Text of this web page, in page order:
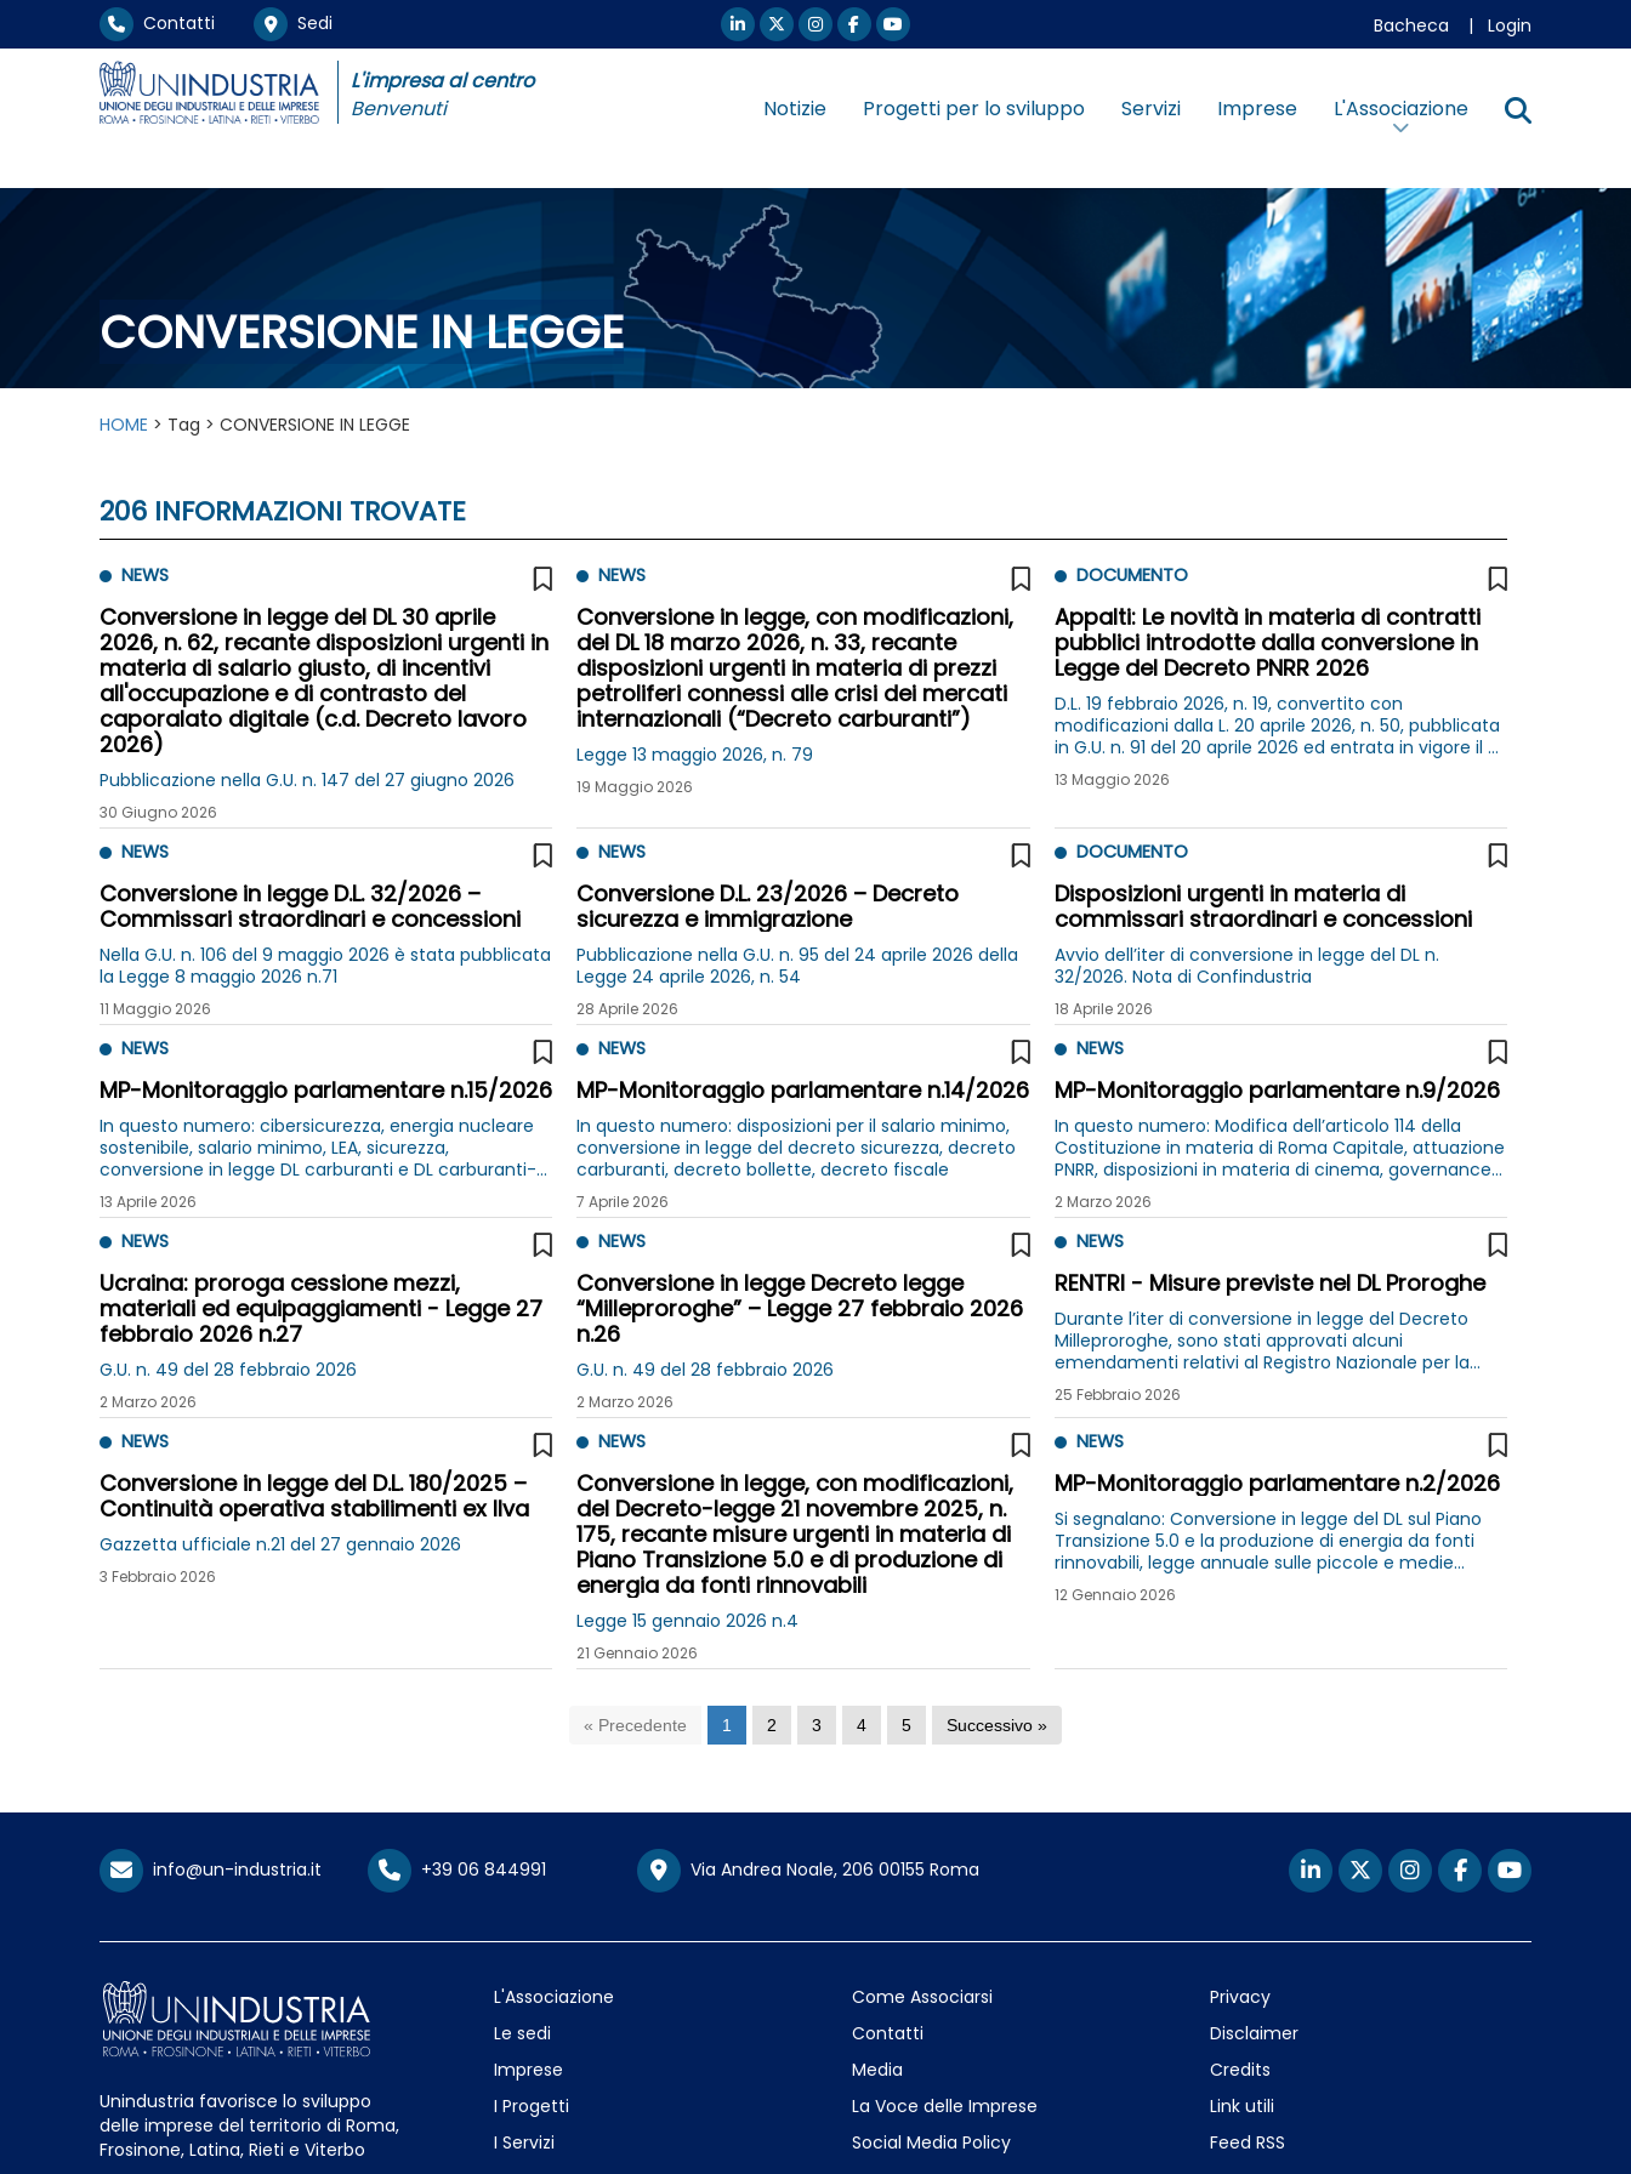
Contatti Sedi Bacheca | Login
L'impresa al centro
Benvenuti
Notizie Progetti per lo sviluppo Servizi Imprese L'Associazione
CONVERSIONE IN LEGGE
HOME > Tag > CONVERSIONE IN LEGGE
206 INFORMAZIONI TROVATE
NEWS
Conversione in legge del DL 30 aprile
2026, n. 62, recante disposizioni urgenti in
materia di salario giusto, di incentivi
all'occupazione e di contrasto del
caporalato digitale (c.d. Decreto lavoro
2026)
Pubblicazione nella G.U. n. 147 del 27 giugno 2026
30 Giugno 2026
NEWS
Conversione in legge, con modificazioni,
del DL 18 marzo 2026, n. 33, recante
disposizioni urgenti in materia di prezzi
petroliferi connessi alle crisi dei mercati
internazionali (“Decreto carburanti”)
Legge 13 maggio 2026, n. 79
19 Maggio 2026
DOCUMENTO
Appalti: Le novità in materia di contratti
pubblici introdotte dalla conversione in
Legge del Decreto PNRR 2026
D.L. 19 febbraio 2026, n. 19, convertito con
modificazioni dalla L. 20 aprile 2026, n. 50, pubblicata
in G.U. n. 91 del 20 aprile 2026 ed entrata in vigore il 21
aprile 2026
13 Maggio 2026
NEWS
Conversione in legge D.L. 32/2026 –
Commissari straordinari e concessioni
Nella G.U. n. 106 del 9 maggio 2026 è stata pubblicata
la Legge 8 maggio 2026 n.71
11 Maggio 2026
NEWS
Conversione D.L. 23/2026 – Decreto
sicurezza e immigrazione
Pubblicazione nella G.U. n. 95 del 24 aprile 2026 della
Legge 24 aprile 2026, n. 54
28 Aprile 2026
DOCUMENTO
Disposizioni urgenti in materia di
commissari straordinari e concessioni
Avvio dell’iter di conversione in legge del DL n.
32/2026. Nota di Confindustria
18 Aprile 2026
NEWS
MP-Monitoraggio parlamentare n.15/2026
In questo numero: cibersicurezza, energia nucleare
sostenibile, salario minimo, LEA, sicurezza,
conversione in legge DL carburanti e DL carburanti-
bis, DL fiscale, DL PNRR
13 Aprile 2026
NEWS
MP-Monitoraggio parlamentare n.14/2026
In questo numero: disposizioni per il salario minimo,
conversione in legge del decreto sicurezza, decreto
carburanti, decreto bollette, decreto fiscale
7 Aprile 2026
NEWS
MP-Monitoraggio parlamentare n.9/2026
In questo numero: Modifica dell’articolo 114 della
Costituzione in materia di Roma Capitale, attuazione
PNRR, disposizioni in materia di cinema, governance
Rai, conversione in legge DL sicurezza, LEP,
rigenerazione urbana
2 Marzo 2026
NEWS
Ucraina: proroga cessione mezzi,
materiali ed equipaggiamenti - Legge 27
febbraio 2026 n.27
G.U. n. 49 del 28 febbraio 2026
2 Marzo 2026
NEWS
Conversione in legge Decreto legge
“Milleproroghe” – Legge 27 febbraio 2026
n.26
G.U. n. 49 del 28 febbraio 2026
2 Marzo 2026
NEWS
RENTRI - Misure previste nel DL Proroghe
Durante l’iter di conversione in legge del Decreto
Milleproroghe, sono stati approvati alcuni
emendamenti relativi al Registro Nazionale per la
Tracciabilità dei Rifiuti
25 Febbraio 2026
NEWS
Conversione in legge del D.L. 180/2025 –
Continuità operativa stabilimenti ex Ilva
Gazzetta ufficiale n.21 del 27 gennaio 2026
3 Febbraio 2026
NEWS
Conversione in legge, con modificazioni,
del Decreto-legge 21 novembre 2025, n.
175, recante misure urgenti in materia di
Piano Transizione 5.0 e di produzione di
energia da fonti rinnovabili
Legge 15 gennaio 2026 n.4
21 Gennaio 2026
NEWS
MP-Monitoraggio parlamentare n.2/2026
Si segnalano: Conversione in legge del DL sul Piano
Transizione 5.0 e la produzione di energia da fonti
rinnovabili, legge annuale sulle piccole e medie
imprese, conversione in legge del DL 1° dicembre
2025, n. 180 su stabilimenti ex Ilva
12 Gennaio 2026
« Precedente 1 2 3 4 5 Successivo »
info@un-industria.it +39 06 844991 Via Andrea Noale, 206 00155 Roma
Unindustria favorisce lo sviluppo
delle imprese del territorio di Roma,
Frosinone, Latina, Rieti e Viterbo
L'Associazione
Le sedi
Imprese
I Progetti
I Servizi
Come Associarsi
Contatti
Media
La Voce delle Imprese
Social Media Policy
Privacy
Disclaimer
Credits
Link utili
Feed RSS